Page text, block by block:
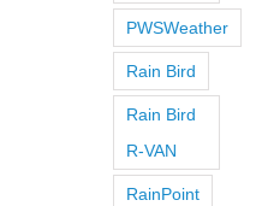
PWSWeather
Rain Bird
Rain Bird
R-VAN
RainPoint